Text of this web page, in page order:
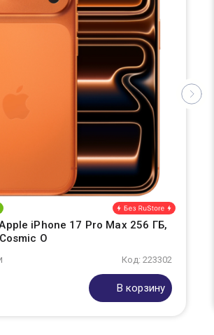
iPhone 17 Pro Max 256 ГБ,
O
Код: 223302
В корзину